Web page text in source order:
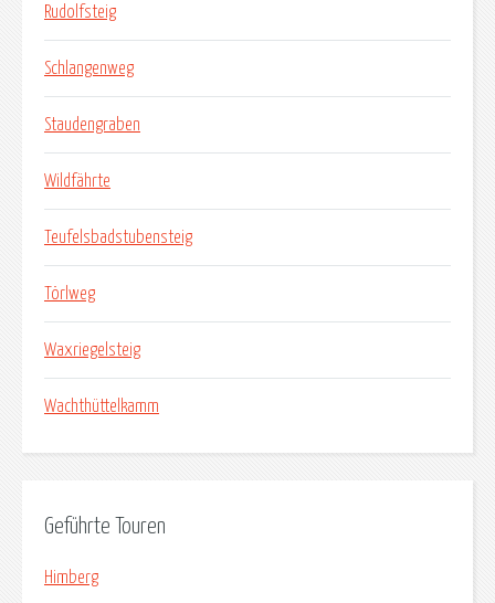
Rudolfsteig
Schlangenweg
Staudengraben
Wildfährte
Teufelsbadstubensteig
Törlweg
Waxriegelsteig
Wachthüttelkamm
Geführte Touren
Himberg